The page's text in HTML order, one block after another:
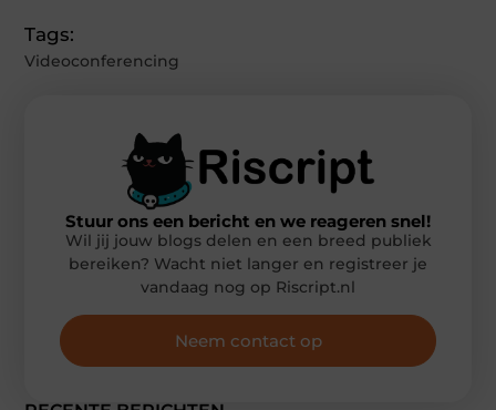
Tags:
Videoconferencing
Stuur ons een bericht en we reageren snel!
Wil jij jouw blogs delen en een breed publiek
bereiken? Wacht niet langer en registreer je
vandaag nog op Riscript.nl
Neem contact op